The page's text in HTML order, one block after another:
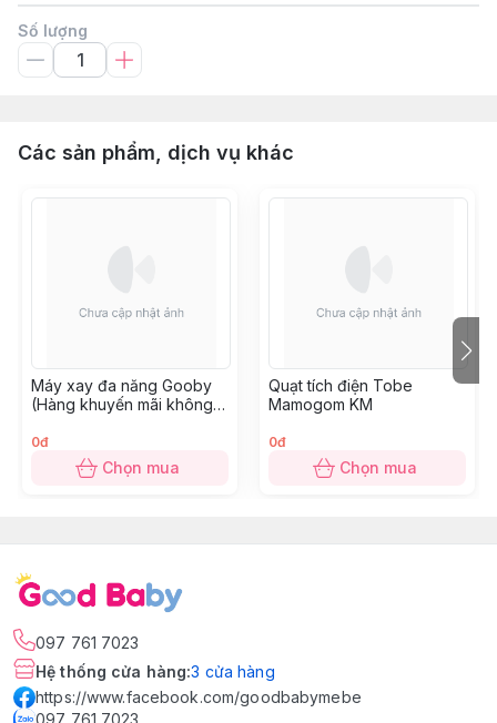
Số lượng
Các sản phẩm, dịch vụ khác
Máy xay đa năng Gooby
(Hàng khuyến mãi không
0đ
Chọn mua
Quạt tích điện Tobe
Mamogom KM
0đ
Chọn mua
097 761 7023
Hệ thống cửa hàng:3 cửa hàng
https://www.facebook.com/goodbabymebe
097 761 7023